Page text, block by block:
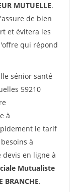
MUTUELLE.
de bien
et évitera les
qui répond
sénior santé
59210
à
le tarif
à
devis en ligne à
Mutualiste
BRANCHE.